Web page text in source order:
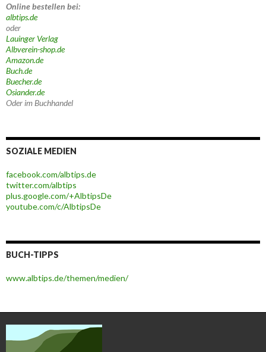
Online bestellen bei:
albtips.de
oder
Lauinger Verlag
Albverein-shop.de
Amazon.de
Buch.de
Buecher.de
Osiander.de
Oder im Buchhandel
SOZIALE MEDIEN
facebook.com/albtips.de
twitter.com/albtips
plus.google.com/+AlbtipsDe
youtube.com/c/AlbtipsDe
BUCH-TIPPS
www.albtips.de/themen/medien/